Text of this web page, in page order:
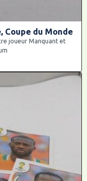
Italie, Coupe du Monde
joueur Manquant et